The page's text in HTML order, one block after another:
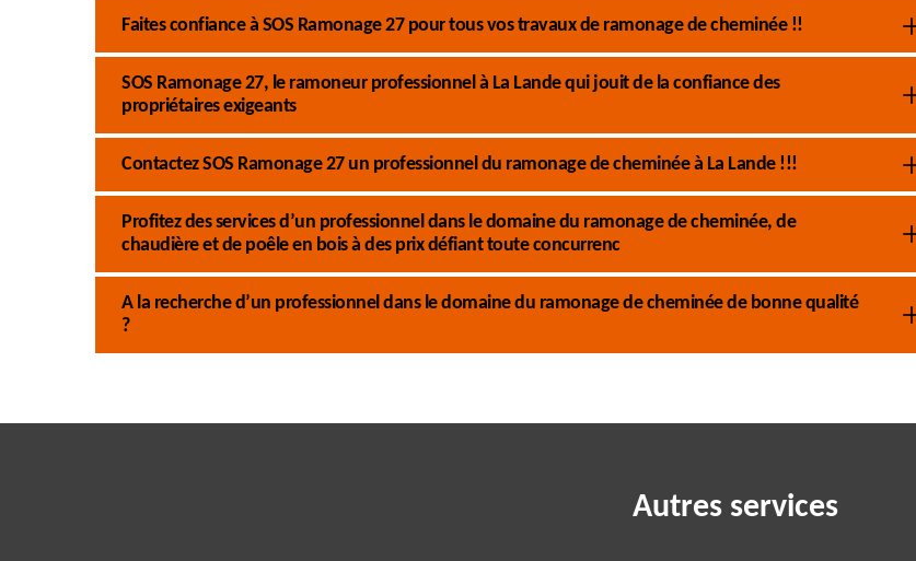
Faites confiance à SOS Ramonage 27 pour tous vos travaux de ramonage de cheminée !!
SOS Ramonage 27, le ramoneur professionnel à La Lande qui jouit de la confiance des
propriétaires exigeants
Contactez SOS Ramonage 27 un professionnel du ramonage de cheminée à La Lande !!!
Profitez des services d’un professionnel dans le domaine du ramonage de cheminée, de
chaudière et de poêle en bois à des prix défiant toute concurrenc
A la recherche d’un professionnel dans le domaine du ramonage de cheminée de bonne qualité
?
Autres services